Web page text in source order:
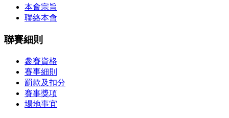
本會宗旨
聯絡本會
聯賽細則
參賽資格
賽事細則
罰款及扣分
賽事獎項
場地事宜